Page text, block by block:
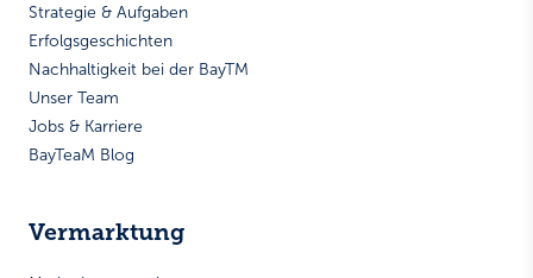
Strategie & Aufgaben
Erfolgsgeschichten
Nachhaltigkeit bei der BayTM
Unser Team
Jobs & Karriere
BayTeaM Blog
Vermarktung